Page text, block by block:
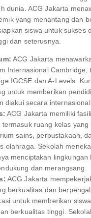
dunia. ACG Jakarta
yang menantang dan
siswa untuk sukses
dan seterusnya.
ACG Jakarta
Internasional Cambridge,
IGCSE dan A-Levels.
untuk memberikan
diakui secara internasional.
ACG Jakarta memiliki
termasuk ruang kelas yang
sains, perpustakaan,
olahraga. Sekolah
menciptakan lingkungan
dan merangsang.
ACG Jakarta
berkualitas dan
untuk memberikan siswa
berkualitas tinggi.